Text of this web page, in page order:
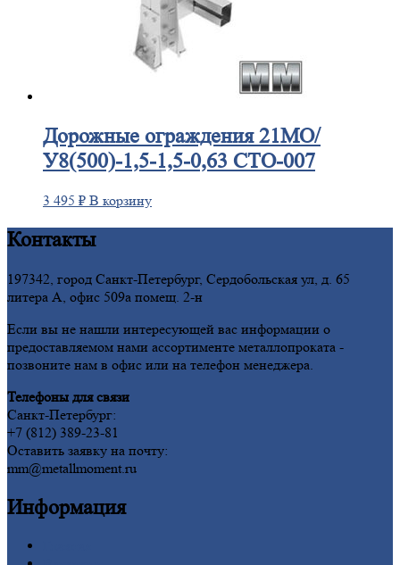
Дорожные ограждения 21МО/
У8(500)-1,5-1,5-0,63 СТО-007
3 495 ₽ В корзину
Контакты
197342, город Санкт-Петербург, Сердобольская ул, д. 65
литера А, офис 509а помещ. 2-н
Если вы не нашли интересующей вас информации о
предоставляемом нами ассортименте металлопроката -
позвоните нам в офис или на телефон менеджера.
Телефоны для связи
Санкт-Петербург:
+7 (812) 389-23-81
Оставить заявку на почту:
mm@metallmoment.ru
Информация